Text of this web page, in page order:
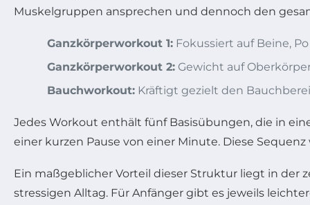
Muskelgruppen ansprechen und dennoch den
Ganzkörperworkout 1: Fokussiert auf Beine,
Ganzkörperworkout 2: Gewicht auf
Bauchworkout: Kräftigt gezielt den
Jedes Workout enthält fünf Basisübungen, die in
einer kurzen Pause von einer Minute. Diese
Ein maßgeblicher Vorteil dieser Struktur liegt in der
stressigen Alltag. Für Anfänger gibt es jeweils